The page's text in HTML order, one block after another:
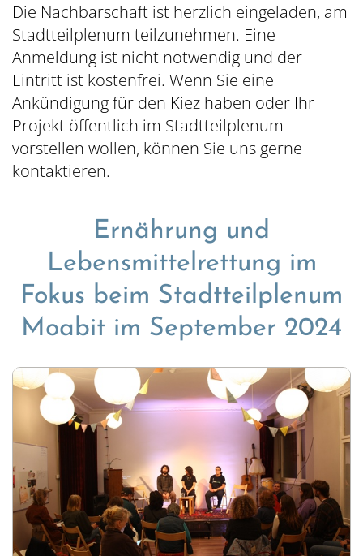
Die Nachbarschaft ist herzlich eingeladen, am
Stadtteilplenum teilzunehmen. Eine
Anmeldung ist nicht notwendig und der
Eintritt ist kostenfrei. Wenn Sie eine
Ankündigung für den Kiez haben oder Ihr
Projekt öffentlich im Stadtteilplenum
vorstellen wollen, können Sie uns gerne
kontaktieren.
Ernährung und
Lebensmittelrettung im
Fokus beim Stadtteilplenum
Moabit im September 2024